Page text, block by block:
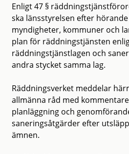
Enligt 47 §
ska länsstyrelsen efter
myndigheter, kommuner och
plan för räddningstjänsten
räddningstjänstlagen och
andra stycket samma lag.
Räddningsverket meddelar
allmänna råd med
planläggning och
saneringsåtgärder efter
ämnen.